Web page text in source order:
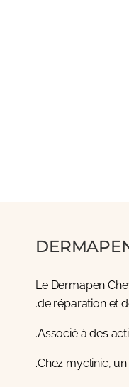
Le Dermapen
de réparation et
Associé à des
Chez myclinic,